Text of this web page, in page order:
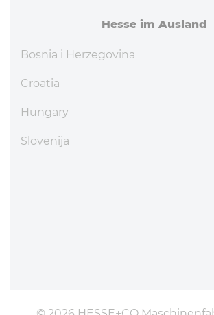
Hesse im Ausland
Bosnia i Herzegovina
Croatia
Hungary
Slovenija